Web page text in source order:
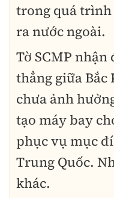
trong quá trình
ra nước ngoài.
Tờ SCMP
thẳng giữa
chưa ảnh
tạo máy bay
phục vụ mục
Trung Quốc.
khác.